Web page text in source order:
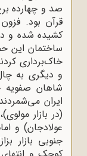
صد و چهارده
قرآن بود.
کشیده شده و
ساختمان این
خاک‌برداری
و دیگری به
شاهان صفویه
ایران
(در بازار
عولادجان) و
جنوبی بازار